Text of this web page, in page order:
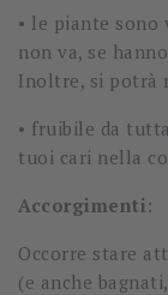
• le piante sono
non va, se
Inoltre, si potrà
• fruibile da
tuoi cari nella
Accorgimenti :
Occorre stare
(e anche